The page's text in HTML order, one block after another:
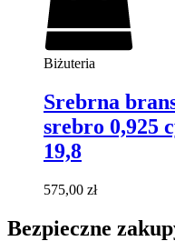
Biżuteria
Srebrna
srebro 0,925
19,8
575,00 zł
Bezpieczne